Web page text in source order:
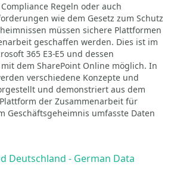
Regeln oder auch
wie dem Gesetz zum Schutz
müssen sichere Plattformen
geschaffen werden. Dies ist im
365 E3-E5 und dessen
dem SharePoint Online möglich. In
verschiedene Konzepte und
und demonstriert aus dem
der Zusammenarbeit für
Geschäftsgeheimnis umfasste Daten
Deutschland - German Data